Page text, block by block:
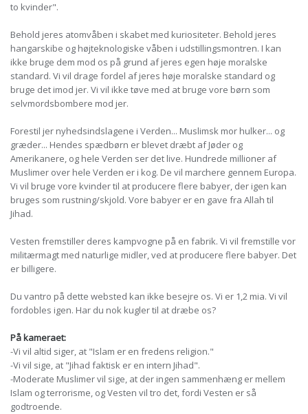
to kvinder".
Behold jeres atomvåben i skabet med kuriositeter. Behold jeres
hangarskibe og højteknologiske våben i udstillingsmontren. I kan
ikke bruge dem mod os på grund af jeres egen høje moralske
standard. Vi vil drage fordel af jeres høje moralske standard og
bruge det imod jer. Vi vil ikke tøve med at bruge vore børn som
selvmordsbombere mod jer.
Forestil jer nyhedsindslagene i Verden... Muslimsk mor hulker... og
græder... Hendes spædbørn er blevet dræbt af Jøder og
Amerikanere, og hele Verden ser det live. Hundrede millioner af
Muslimer over hele Verden er i kog. De vil marchere gennem Europa.
Vi vil bruge vore kvinder til at producere flere babyer, der igen kan
bruges som rustning/skjold. Vore babyer er en gave fra Allah til
Jihad.
Vesten fremstiller deres kampvogne på en fabrik. Vi vil fremstille vor
militærmagt med naturlige midler, ved at producere flere babyer. Det
er billigere.
Du vantro på dette websted kan ikke besejre os. Vi er 1,2 mia. Vi vil
fordobles igen. Har du nok kugler til at dræbe os?
På kameraet:
-Vi vil altid siger, at "Islam er en fredens religion."
-Vi vil sige, at "Jihad faktisk er en intern Jihad".
-Moderate Muslimer vil sige, at der ingen sammenhæng er mellem
Islam og terrorisme, og Vesten vil tro det, fordi Vesten er så
godtroende.